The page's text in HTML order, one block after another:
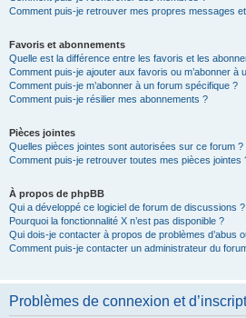
Comment puis-je retrouver mes propres messages
Favoris et abonnements
Quelle est la différence entre les favoris et les
Comment puis-je ajouter aux favoris ou m’abonner à
Comment puis-je m’abonner à un forum spécifique ?
Comment puis-je résilier mes abonnements ?
Pièces jointes
Quelles pièces jointes sont autorisées sur ce forum ?
Comment puis-je retrouver toutes mes pièces jointes
À propos de phpBB
Qui a développé ce logiciel de forum de discussions ?
Pourquoi la fonctionnalité X n’est pas disponible ?
Qui dois-je contacter à propos de problèmes d’abus
Comment puis-je contacter un administrateur du
Problèmes de connexion et